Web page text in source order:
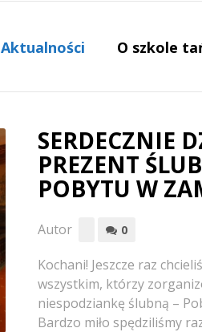
Aktualności O szkole
SERDECZNIE
PREZENT
POBYTU W
Autor 0
Kochani! Jeszcze raz
wszystkim, którzy
niespodziankę ślubną –
Bardzo miło spędziliśmy